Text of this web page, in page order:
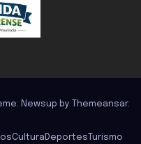
Newsup by Themeansar.
Cultura Deportes Turismo